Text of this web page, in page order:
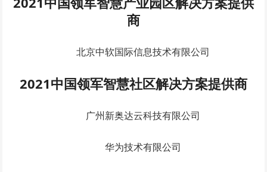
商
北京中软国际信息技术有限公司
2021中国领军智慧社区解决方案提供商
广州新奥达云科技有限公司
华为技术有限公司